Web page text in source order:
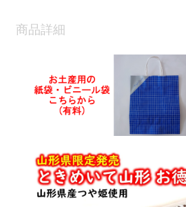
商品詳細